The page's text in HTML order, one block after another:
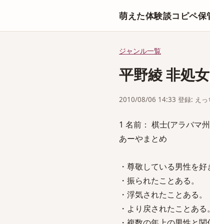
萌えた体験談コピペ保
ジャンル一覧
平野綾 非処
2010/08/06 14:33 登録: えっ
1 名前： 棋士(アラバマ
あーやまとめ
・尊敬している男性を好
・振られたことある。
・浮気されたことある。
・より戻されたことある。